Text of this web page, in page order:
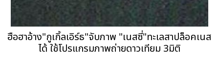
ฮือฮาอ้าง"กูเกิ้ลเอิร์ธ"จับภาพ "เนสซี่"ทะเลสาปล็อคเนส
ได้ ใช้โปรแกรมภาพถ่ายดาวเทียม 3มิติ